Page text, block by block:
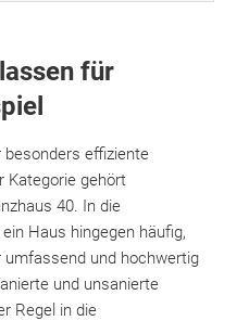
für
effiziente
Kategorie gehört
40. In die
Haus hingegen häufig,
und hochwertig
und unsanierte
Regel in die